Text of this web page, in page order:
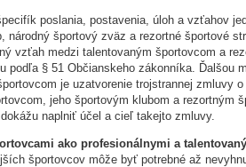
poslania, postavenia, úloh a vzťahov
národný športový zväz a rezortné športové
vzťah medzi talentovaným športovcom a
podľa § 51 Občianskeho zákonníka. Ďalšou
je uzatvorenie trojstrannej zmluvy
jeho športovým klubom a rezortným
naplniť účel a cieľ takejto zmluvy.
ako profesionálnymi a
športovcov môže byť potrebné až